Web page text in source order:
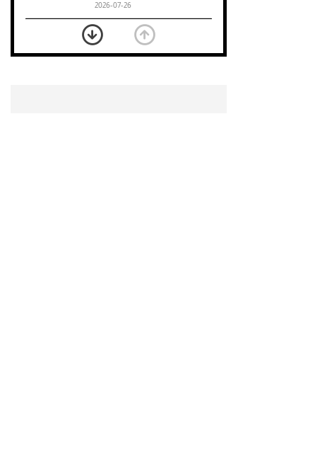
2026-07-26
بعد 7 أشهر من تعرضه لحادث
مروع.. جوشوا يفوز على برينغا